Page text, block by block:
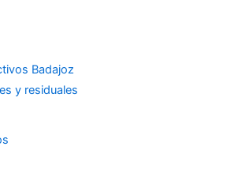
Badajoz
y residuales